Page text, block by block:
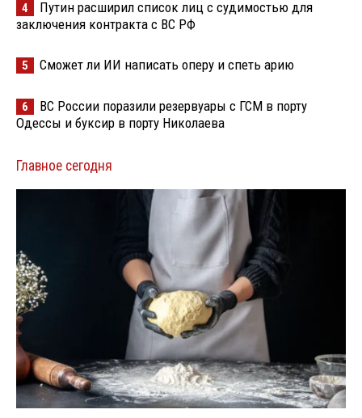
4
Путин расширил список лиц с судимостью для
заключения контракта с ВС РФ
5 Сможет ли ИИ написать оперу и спеть арию
6
ВС России поразили резервуары с ГСМ в порту
Одессы и буксир в порту Николаева
Главное сегодня